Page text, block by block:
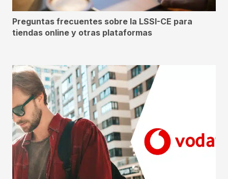
Preguntas frecuentes sobre la LSSI-CE para
tiendas online y otras plataformas